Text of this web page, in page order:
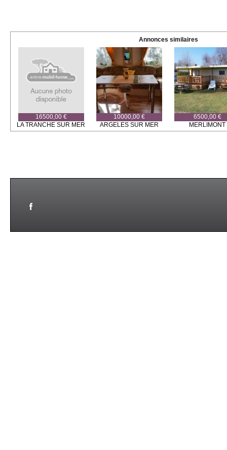
Annonces similaires
16500,00 €
LA TRANCHE SUR MER
10000,00 €
ARGELES SUR MER
6500,00 €
MERLIMONT